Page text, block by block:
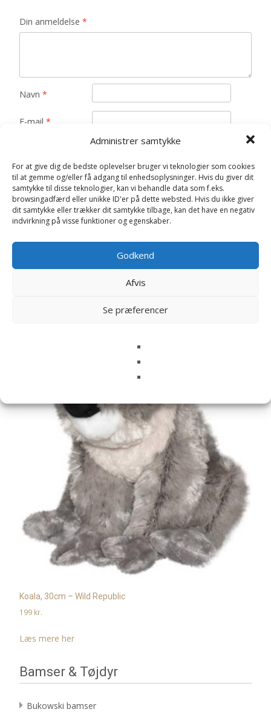
Administrer samtykke
For at give dig de bedste oplevelser bruger vi teknologier som cookies
til at gemme og/eller få adgang til enhedsoplysninger. Hvis du giver dit
samtykke til disse teknologier, kan vi behandle data som f.eks.
browsingadfærd eller unikke ID'er på dette websted. Hvis du ikke giver
dit samtykke eller trækker dit samtykke tilbage, kan det have en negativ
indvirkning på visse funktioner og egenskaber.
Godkend
Afvis
Se præferencer
Din anmeldelse *
Navn *
E-mail *
Gem mit navn, mail og websted i denne browser til
næste gang jeg kommenterer.
Relaterede varer
Koala, 30cm – Wild Republic
199 kr.
Læs mere her
Bamser & Tøjdyr
Bukowski bamser